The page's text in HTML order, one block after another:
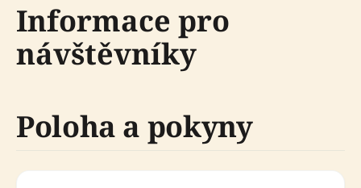
Informace pro
návštěvníky
Poloha a pokyny